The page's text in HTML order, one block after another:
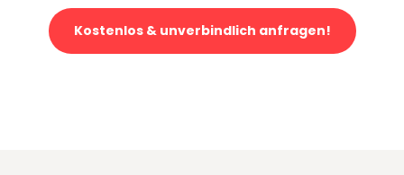
Kostenlos & unverbindlich anfragen!